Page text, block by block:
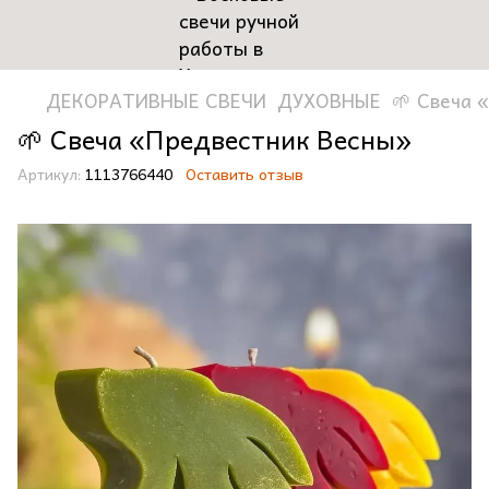
ДЕКОРАТИВНЫЕ СВЕЧИ ДУХОВНЫЕ 🌱 Свеча
🌱 Свеча «Предвестник Весны»
Артикул: 1113766440 Оставить отзыв